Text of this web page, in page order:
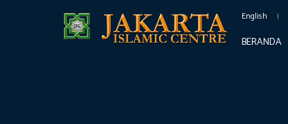
English
BERANDA